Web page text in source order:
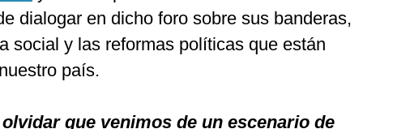
dialogar en dicho foro sobre sus banderas,
social y las reformas políticas que están
país.
que venimos de un escenario de